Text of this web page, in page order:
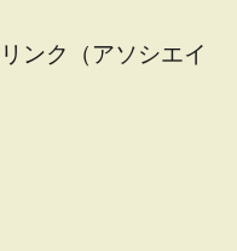
ンク（アソシエイ